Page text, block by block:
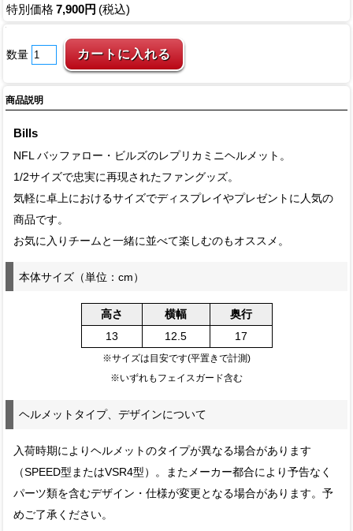
特別価格 7,900円 (税込)
数量
商品説明
Bills
NFL バッファロー・ビルズのレプリカミニヘルメット。
1/2サイズで忠実に再現されたファングッズ。
気軽に卓上におけるサイズでディスプレイやプレゼントに人気の
商品です。
お気に入りチームと一緒に並べて楽しむのもオススメ。
本体サイズ（単位：cm）
高さ 横幅
奥行
13
12.5 17
※サイズは目安です(平置きで計測)
※いずれもフェイスガード含む
ヘルメットタイプ、デザインについて
入荷時期によりヘルメットのタイプが異なる場合があります
（SPEED型またはVSR4型）。またメーカー都合により予告なく
パーツ類を含むデザイン・仕様が変更となる場合があります。予
めご了承ください。